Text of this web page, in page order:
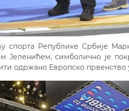
спорта Републике Србије
Јеленићем, симболично је
одржано Европско